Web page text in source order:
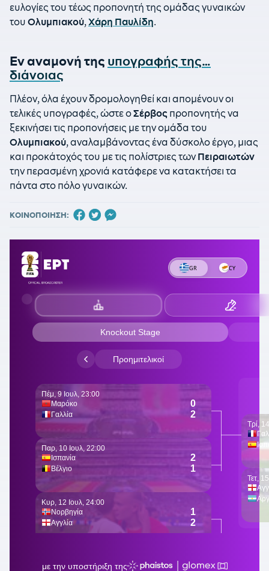
ευλογίες του τέως προπονητή της ομάδας γυναικών
του Ολυμπιακού,Χάρη Παυλίδη.
Εν αναμονή της υπογραφής της…
διάνοιας
Πλέον, όλα έχουν δρομολογηθεί και απομένουν οι
τελικές υπογραφές, ώστε οΣέρβος προπονητής να
ξεκινήσει τις προπονήσεις με την ομάδα του
Ολυμπιακού, αναλαμβάνοντας ένα δύσκολο έργο, μιας
και προκάτοχός του με τις πολίστριες τωνΠειραιωτών
την περασμένη χρονιά κατάφερε να κατακτήσει τα
πάντα στο πόλο γυναικών.
ΚΟΙΝΟΠΟΙΗΣΗ: